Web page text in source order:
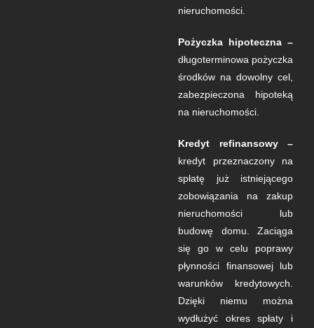
nieruchomości.
Pożyczka hipoteczna –
długoterminowa pożyczka
środków na dowolny cel,
zabezpieczona hipoteką
na nieruchomości.
Kredyt refinansowy –
kredyt przeznaczony na
spłatę już istniejącego
zobowiązania na zakup
nieruchomości lub
budowę domu. Zaciąga
się go w celu poprawy
płynności finansowej lub
warunków kredytowych.
Dzięki niemu można
wydłużyć okres spłaty i